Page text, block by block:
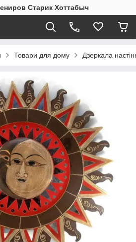
Старик Хоттабыч
Товари для дому Дзеркала